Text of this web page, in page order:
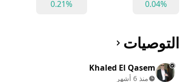
0.04%
0.21%
التوصيات
Khaled El Qasem
منذ 6 أشهر